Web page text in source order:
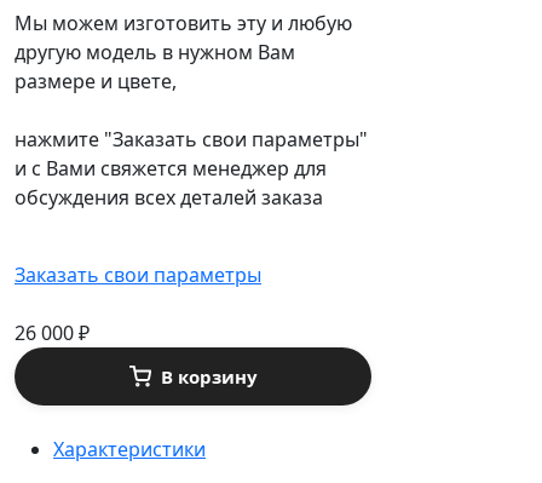
Мы можем изготовить эту и любую
другую модель в нужном Вам
размере и цвете,
нажмите "Заказать свои параметры"
и с Вами свяжется менеджер для
обсуждения всех деталей заказа
Заказать свои параметры
26 000₽
В корзину
Характеристики